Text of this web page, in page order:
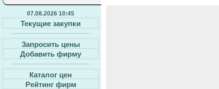
07.08.2026 10:45
Текущие закупки
Запросить цены
Добавить фирму
Каталог цен
Рейтинг фирм